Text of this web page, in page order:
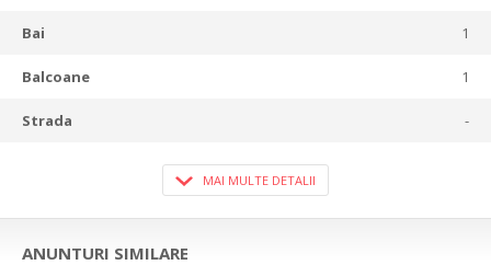
Bai 1
Balcoane 1
Strada -
MAI MULTE DETALII
ANUNTURI SIMILARE